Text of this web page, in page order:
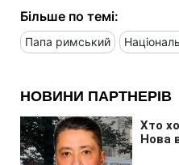
Більше по темі:
Папа римський